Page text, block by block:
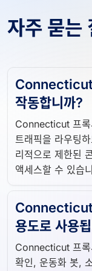
자주 묻는
Connecticut
작동합니까?
Connecticut 프
트래픽을 라우팅
리적으로 제한된
액세스할 수 있습
Connecticut
용도로 사용
Connecticut 프록
확인, 운동화 봇,